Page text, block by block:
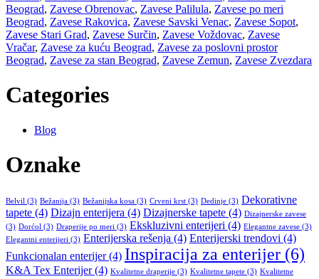
Beograd, Zavese Obrenovac, Zavese Palilula, Zavese po meri
Beograd, Zavese Rakovica, Zavese Savski Venac, Zavese Sopot,
Zavese Stari Grad, Zavese Surčin, Zavese Voždovac, Zavese
Vračar, Zavese za kuću Beograd, Zavese za poslovni prostor
Beograd, Zavese za stan Beograd, Zavese Zemun, Zavese Zvezdara
Categories
Blog
Oznake
Belvil (3) Bežanija (3) Bežanijska kosa (3) Crveni krst (3) Dedinje (3) Dekorativne
tapete (4) Dizajn enterijera (4) Dizajnerske tapete (4) Dizajnerske zavese
(3) Dorćol (3) Draperije po meri (3) Ekskluzivni enterijeri (4) Elegantne zavese (3)
Elegantni enterijeri (3) Enterijerska rešenja (4) Enterijerski trendovi (4)
Funkcionalan enterijer(4) Inspiracija za enterijer (6)
K&A Tex Enterijer(4) Kvalitetne draperije (3) Kvalitetne tapete (3) Kvalitetne